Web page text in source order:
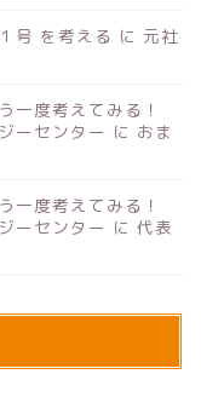
号 を考える に 元社
一度考えてみる！
ーセンター に おま
一度考えてみる！
ーセンター に 代表